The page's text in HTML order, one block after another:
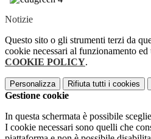
Notizie
Questo sito o gli strumenti terzi da
cookie necessari al funzionamento
COOKIE POLICY.
Personalizza Rifiuta tutti i cookies
Gestione cookie
In questa schermata è possibile
I cookie necessari sono quelli che